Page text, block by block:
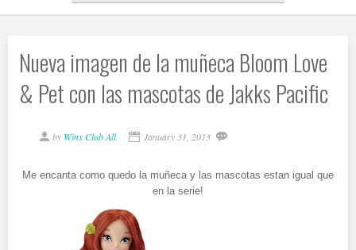
Nueva imagen de la muñeca Bloom Love
& Pet con las mascotas de Jakks Pacific
by Winx Club All January 31, 2013
Me encanta como quedo la muñeca y las mascotas estan igual que
en la serie!